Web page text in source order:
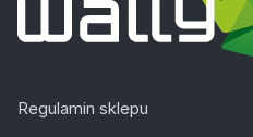
Regulamin sklepu